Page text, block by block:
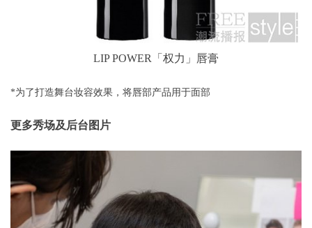
LIP POWER「权力」唇膏
*为了打造舞台妆容效果，将唇部产品用于面部
更多秀场及后台图片